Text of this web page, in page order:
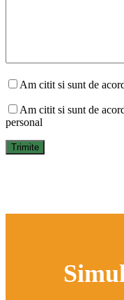
Am citit si sunt de
Am citit si sunt de
personal